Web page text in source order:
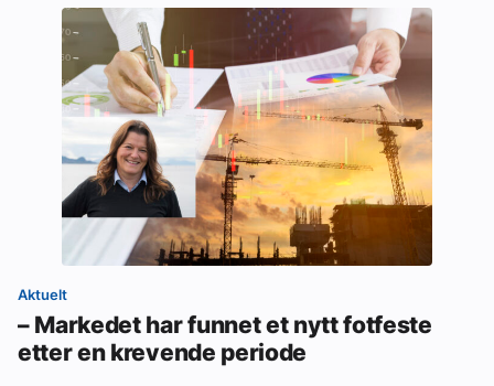
Aktuelt
– Markedet har funnet et nytt fotfeste
etter en krevende periode